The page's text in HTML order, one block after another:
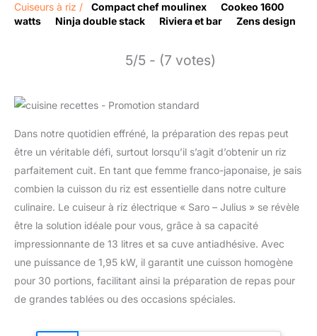
Cuiseurs à riz / Compact chef moulinex
Cookeo 1600
watts
Ninja double stack Riviera et bar Zens design
5/5 - (7 votes)
Dans notre quotidien effréné, la préparation des repas peut
être un véritable défi, surtout lorsqu’il s’agit d’obtenir un riz
parfaitement cuit. En tant que femme franco-japonaise, je sais
combien la cuisson du riz est essentielle dans notre culture
culinaire. Le cuiseur à riz électrique « Saro – Julius » se révèle
être la solution idéale pour vous, grâce à sa capacité
impressionnante de 13 litres et sa cuve antiadhésive. Avec
une puissance de 1,95 kW, il garantit une cuisson homogène
pour 30 portions, facilitant ainsi la préparation de repas pour
de grandes tablées ou des occasions spéciales.